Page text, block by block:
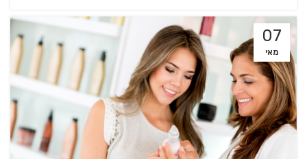
07
מאי